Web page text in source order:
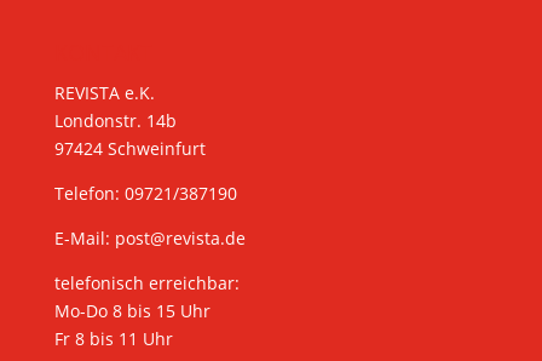
REVISTA e.K.
Londonstr. 14b
97424 Schweinfurt
Telefon: 09721/387190
E-Mail: post@revista.de
telefonisch erreichbar:
Mo-Do 8 bis 15 Uhr
Fr 8 bis 11 Uhr